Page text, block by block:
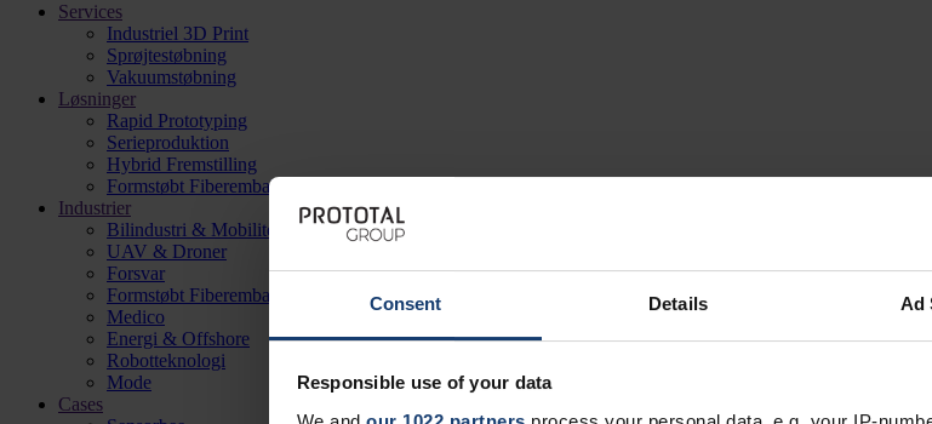
Consent Details Ad
Responsible use of your data
Services
Industriel 3D Print
Sprøjtestøbning
Vakuumstøbning
Løsninger
Rapid Prototyping
Serieproduktion
Hybrid Fremstilling
Formstøbt Fiberemballage
Industrier
Bilindustri & Mobilitet
UAV & Droner
Forsvar
Formstøbt Fiberemballage
Medico
Energi & Offshore
Robotteknologi
Mode
Cases